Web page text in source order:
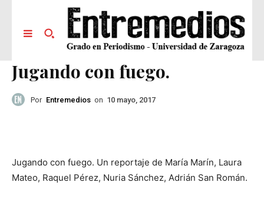
Jugando con fuego.
Por Entremedios on 10 mayo, 2017
Jugando con fuego. Un reportaje de María Marín, Laura
Mateo, Raquel Pérez, Nuria Sánchez, Adrián San Román.